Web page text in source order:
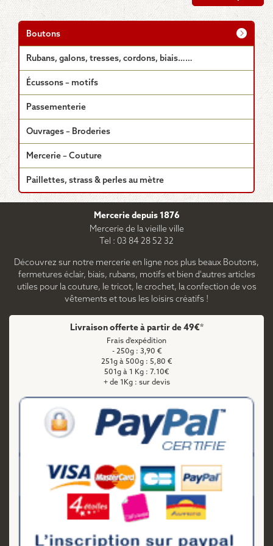
0.95€
1.95€
a
plusieurs
peuvent
Boutons
Rubans, galons, tresses, cordons, biais……
Écussons – motifs
Passementerie
Ouvrages – Broderies
Mercerie – Couture
Paillettes, strass & perles au mètre
Mercerie depuis 1876
Mercerie de la vieille ville
Tel : 03 84 28 52 32
Découvrez sur notre mercerie en ligne nos plus beaux Boutons,
fermetures éclair, biais, rubans, motifs et bien d'autres articles
utiles pour la couture, le tricot, le crochet, la confection de vos
vêtements et tous les loisirs créatifs !
Livraison offerte à partir de 49€*
Frais d'expédition
- 250g : 3,90 €
251g à 500g : 5,80 €
501g à 1 Kg : 7.10€
+ de 1Kg : sur devis